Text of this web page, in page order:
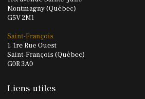
Montmagny (Québec)
G5V 2M1
Saint-François
1, 1re Rue Ouest
Saint-François (Québec)
G0R 3A0
Liens utiles